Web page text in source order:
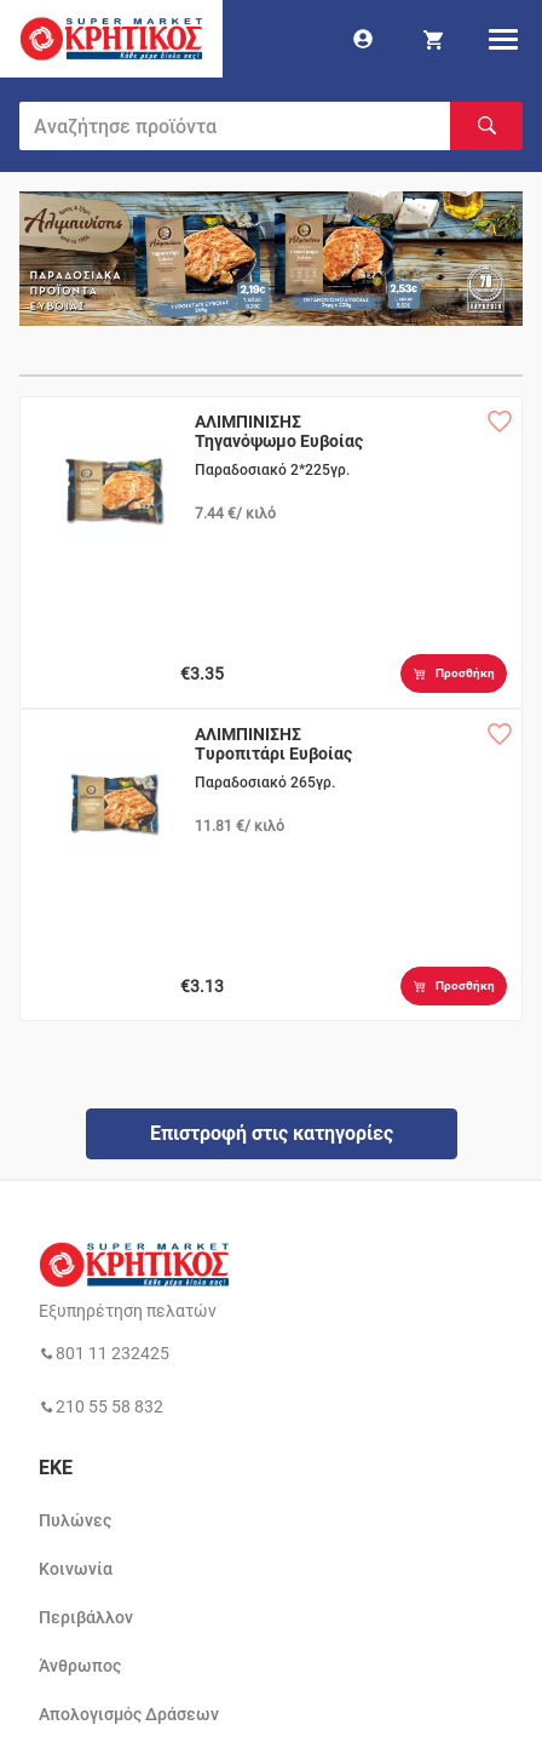
ΑΛΙΜΠΙΝΙΣΗΣ
Τηγανόψωμο Ευβοίας
Παραδοσιακό 2*225γρ.
7.44 €/ κιλό
€3.35 Προσθήκη
ΑΛΙΜΠΙΝΙΣΗΣ
Τυροπιτάρι Ευβοίας
Παραδοσιακό 265γρ.
11.81 €/ κιλό
€3.13 Προσθήκη
Επιστροφή στις κατηγορίες
Εξυπηρέτηση πελατών
801 11 232425
210 55 58 832
ΕΚΕ
Πυλώνες
Κοινωνία
Περιβάλλον
Άνθρωπος
Απολογισμός Δράσεων